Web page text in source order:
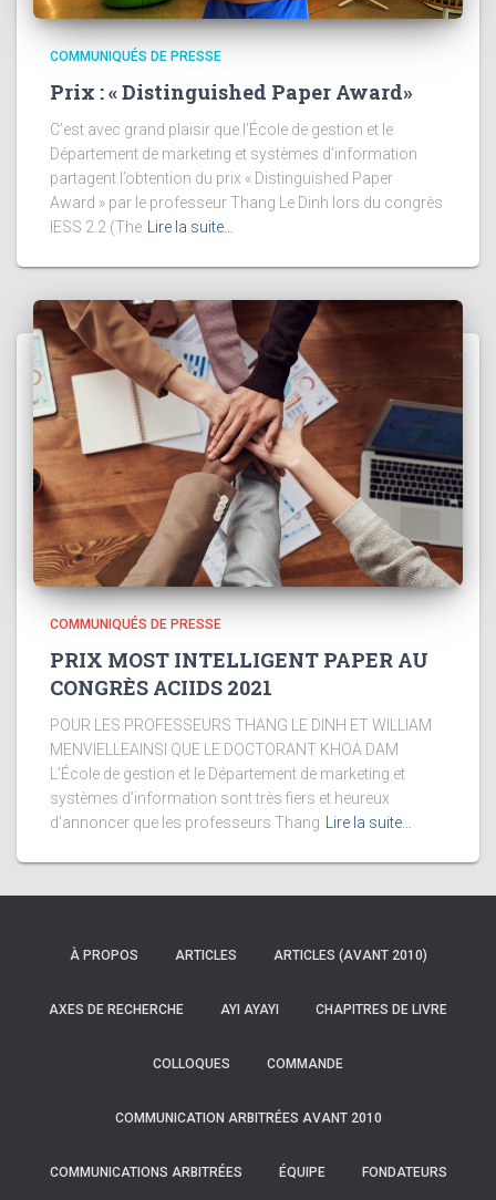
COMMUNIQUÉS DE PRESSE
Prix : « Distinguished Paper Award»
C’est avec grand plaisir que l’École de gestion et le
Département de marketing et systèmes d’information
partagent l’obtention du prix « Distinguished Paper
Award » par le professeur Thang Le Dinh lors du congrès
IESS 2.2 (The Lire la suite…
COMMUNIQUÉS DE PRESSE
PRIX MOST INTELLIGENT PAPER AU
CONGRÈS ACIIDS 2021
POUR LES PROFESSEURS THANG LE DINH ET WILLIAM
MENVIELLEAINSI QUE LE DOCTORANT KHOA DAM
L’École de gestion et le Département de marketing et
systèmes d’information sont très fiers et heureux
d’annoncer que les professeurs Thang
Lire la suite…
À PROPOS ARTICLES ARTICLES (AVANT 2010)
AXES DE RECHERCHE AYI AYAYI CHAPITRES DE LIVRE
COLLOQUES COMMANDE
COMMUNICATION ARBITRÉES AVANT 2010
COMMUNICATIONS ARBITRÉES ÉQUIPE FONDATEURS